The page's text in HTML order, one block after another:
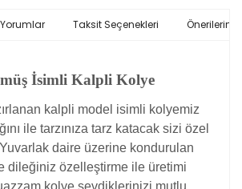
Yorumlar Taksit Seçenekleri Önerileriniz
İsimli Kalpli Kolye
kalpli model isimli kolyemiz
ile tarzınıza tarz katacak sizi özel
daire üzerine kondurulan
dileğiniz özelleştirme ile üretimi